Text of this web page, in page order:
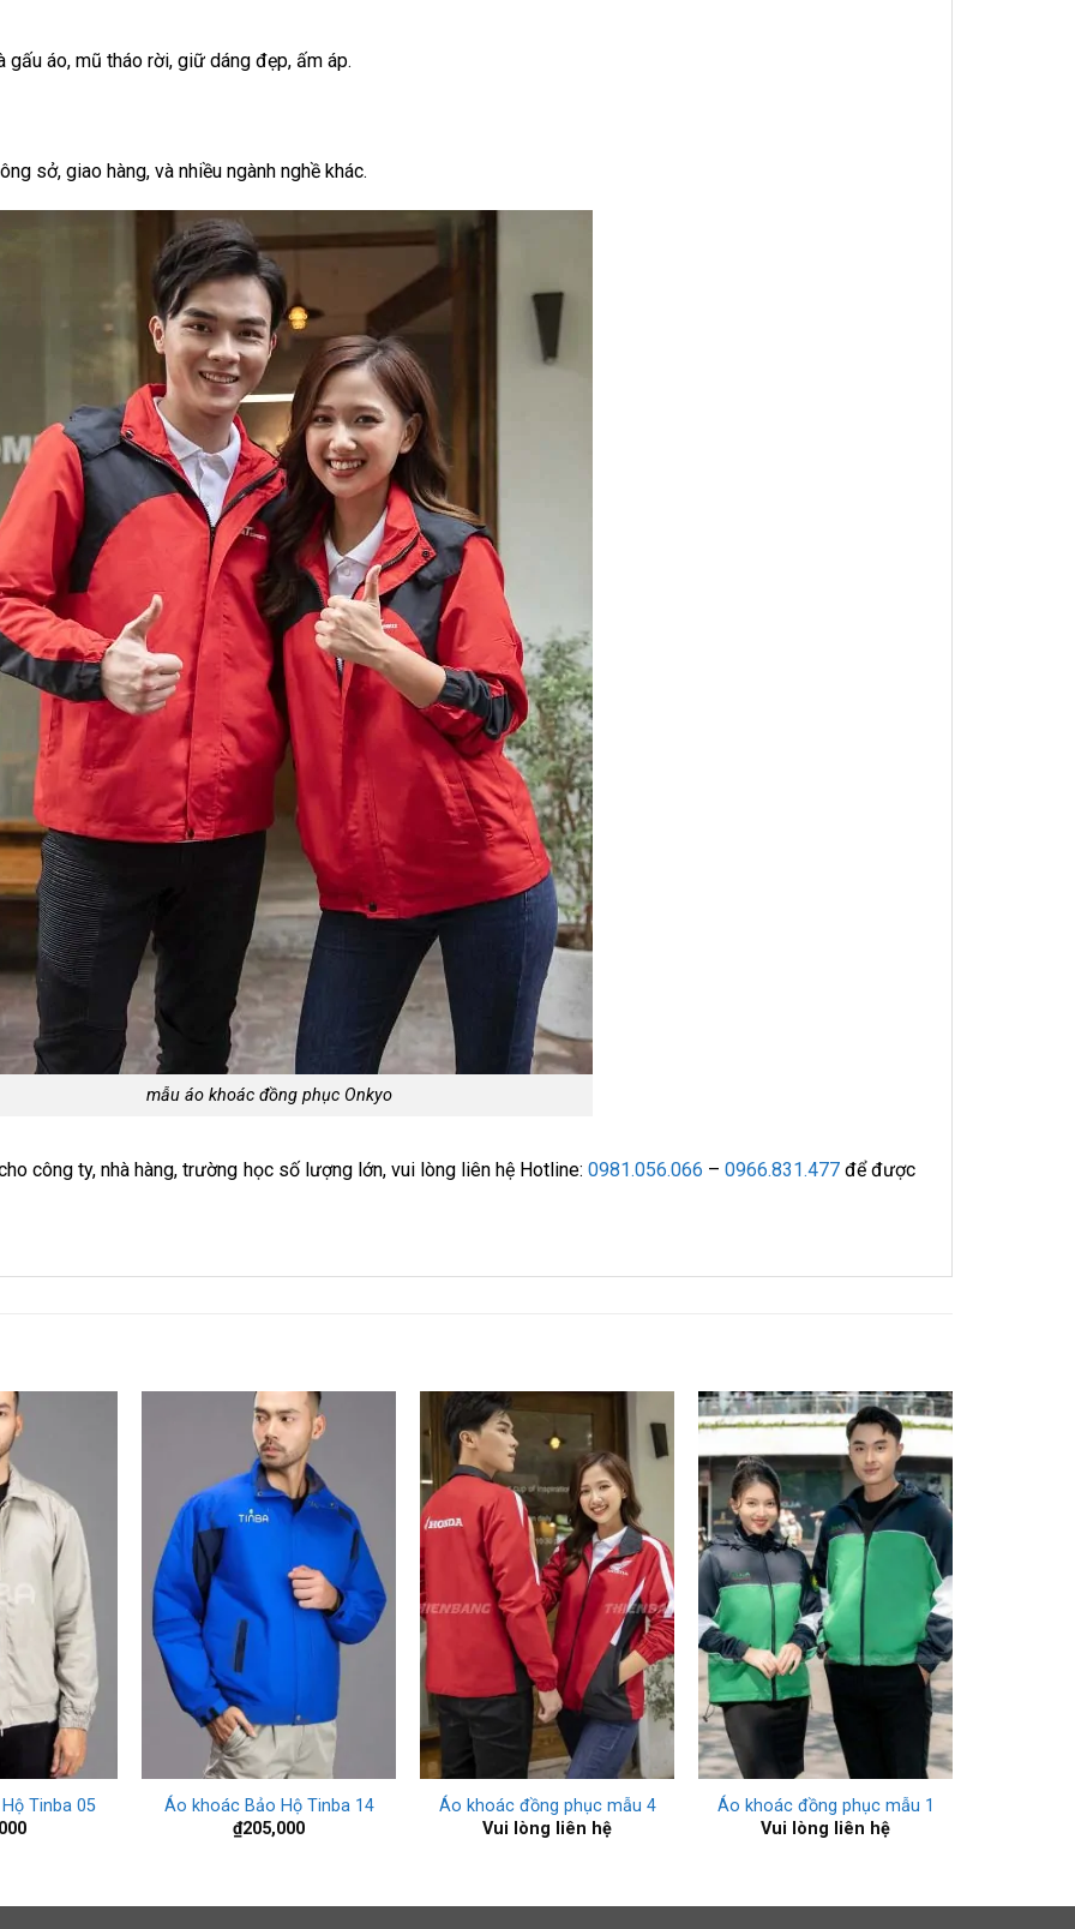
áo, mũ tháo rời, giữ dáng đẹp, ấm áp.
sở, giao hàng, và nhiều ngành nghề khác.
mẫu áo khoác đồng phục Onkyo
công ty, nhà hàng, trường học số lượng lớn, vui lòng liên hệ Hotline: 0981.056.066 – 0966.831.477để được
Tinba 05
Áo khoác Bảo Hộ Tinba 14
₫205,000
Áo khoác đồng phục mẫu 4
Vui lòng liên hệ
+
Áo khoác đồng phục mẫu 1
Vui lòng liên hệ